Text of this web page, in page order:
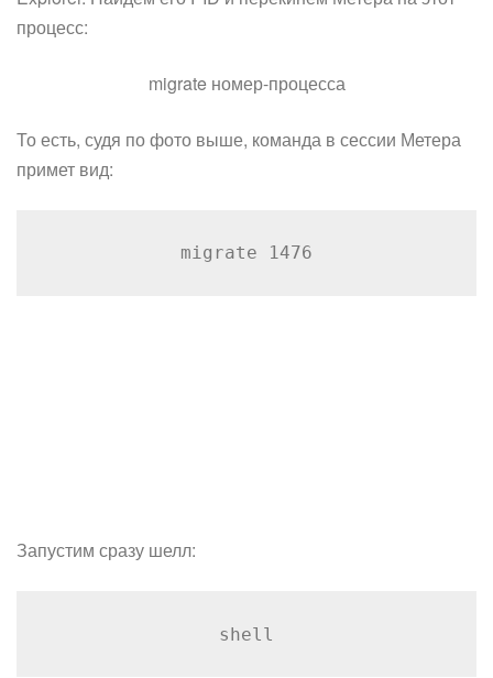
процесс:
migrate номер-процесса
То есть, судя по фото выше, команда в сессии Метера
примет вид:
migrate 1476
Запустим сразу шелл:
shell